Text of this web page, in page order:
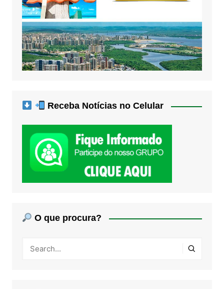
Receba Notícias no Celular
O que procura?